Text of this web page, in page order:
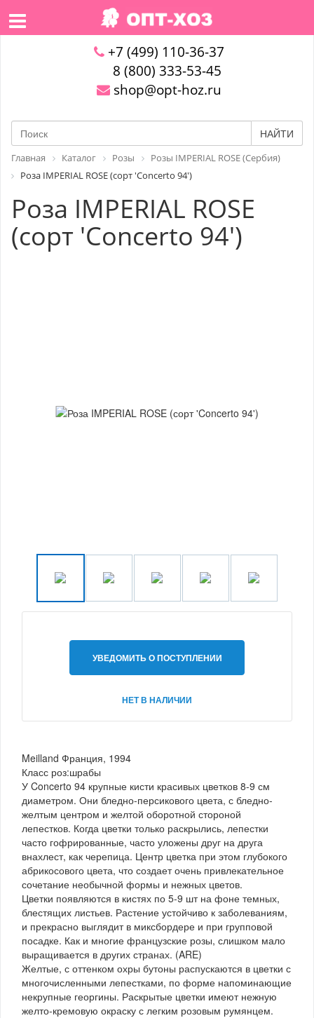
+7 (499) 110-36-37
8 (800) 333-53-45
shop@opt-hoz.ru
НАЙТИ
Главная Каталог Розы
Розы IMPERIAL ROSE (Сербия)
Роза IMPERIAL ROSE (сорт 'Concerto 94')
Роза IMPERIAL ROSE
(сорт 'Concerto 94')
УВЕДОМИТЬ О ПОСТУПЛЕНИИ
НЕТ В НАЛИЧИИ
Meilland Франция, 1994
Класс роз:шрабы
У Concerto 94 крупные кисти красивых цветков 8-9 см
диаметром. Они бледно-персикового цвета, с бледно-
желтым центром и желтой оборотной стороной
лепестков. Когда цветки только раскрылись, лепестки
часто гофрированные, часто уложены друг на друга
внахлест, как черепица. Центр цветка при этом глубокого
абрикосового цвета, что создает очень привлекательное
сочетание необычной формы и нежных цветов.
Цветки появляются в кистях по 5-9 шт на фоне темных,
блестящих листьев. Растение устойчиво к заболеваниям,
и прекрасно выглядит в миксбордере и при групповой
посадке. Как и многие французские розы, слишком мало
выращивается в других странах. (ARE)
Желтые, с оттенком охры бутоны распускаются в цветки с
многочисленными лепестками, по форме напоминающие
некрупные георгины. Раскрытые цветки имеют нежную
желто-кремовую окраску с легким розовым румянцем.